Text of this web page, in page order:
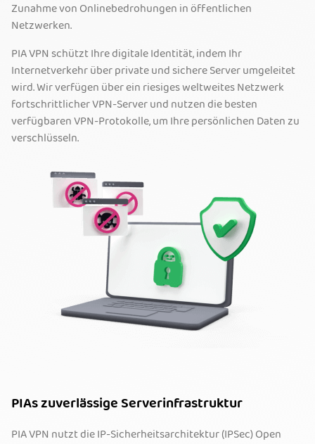
Zunahme von Onlinebedrohungen in öffentlichen
Netzwerken.
PIA VPN schützt Ihre digitale Identität, indem Ihr
Internetverkehr über private und sichere Server umgeleitet
wird. Wir verfügen über ein riesiges weltweites Netzwerk
fortschrittlicher VPN-Server und nutzen die besten
verfügbaren VPN-Protokolle, um Ihre persönlichen Daten zu
verschlüsseln.
PIAs zuverlässige Serverinfrastruktur
PIA VPN nutzt die IP-Sicherheitsarchitektur (IPSec) Open